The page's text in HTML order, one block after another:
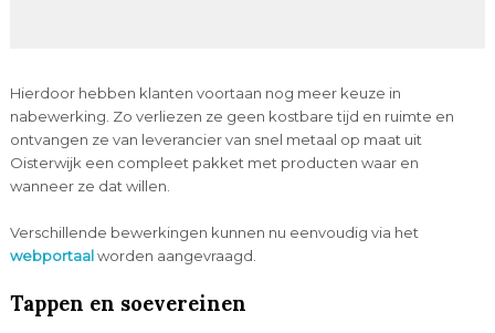
Hierdoor hebben klanten voortaan nog meer keuze in
nabewerking. Zo verliezen ze geen kostbare tijd en ruimte en
ontvangen ze van leverancier van snel metaal op maat uit
Oisterwijk een compleet pakket met producten waar en
wanneer ze dat willen.
Verschillende bewerkingen kunnen nu eenvoudig via het
webportaalworden aangevraagd.
Tappen en soevereinen